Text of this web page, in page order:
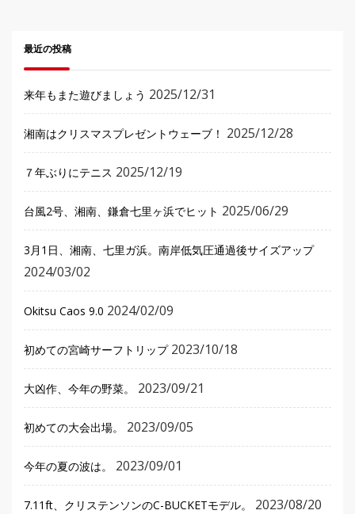
最近の投稿
来年もまた遊びましょう 2025/12/31
湘南はクリスマスプレゼントウェーブ！ 2025/12/28
７年ぶりにテニス 2025/12/19
台風2号、湘南、鎌倉七里ヶ浜でヒット 2025/06/29
3月1日、湘南、七里ガ浜。南岸低気圧通過後サイズアップ
2024/03/02
Okitsu Caos 9.0 2024/02/09
初めての宮崎サーフトリップ 2023/10/18
大凶作、今年の野菜。 2023/09/21
初めての大会出場。 2023/09/05
今年の夏の波は。 2023/09/01
7.11ft、クリステンソンのC-BUCKETモデル。 2023/08/20